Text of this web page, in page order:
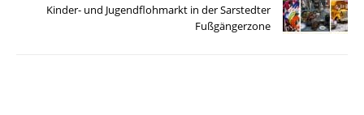
Kinder- und Jugendflohmarkt in der Sarstedter
Fußgängerzone